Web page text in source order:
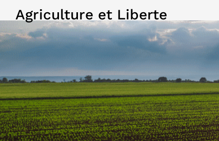
Agriculture et Liberte